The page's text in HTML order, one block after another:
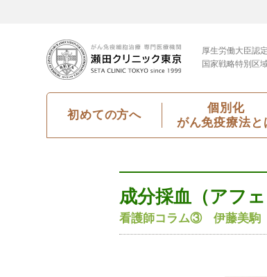
厚生労働大臣認定
国家戦略特別区
初めての方へ
個別化
がん免疫療法と
成分採血（アフ
看護師コラム③ 伊藤美駒